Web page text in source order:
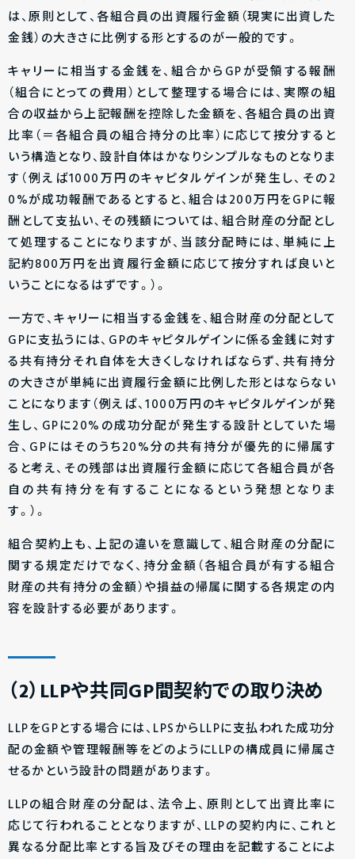
は、原則として、各組合員の出資履行金額（現実に出資した
金銭）の大きさに比例する形とするのが一般的です。
キャリーに相当する金銭を、組合からGPが受領する報酬
（組合にとっての費用）として整理する場合には、実際の組
合の収益から上記報酬を控除した金額を、各組合員の出資
比率（＝各組合員の組合持分の比率）に応じて按分すると
いう構造となり、設計自体はかなりシンプルなものとなりま
す（例えば1000万円のキャピタルゲインが発生し、その2
0%が成功報酬であるとすると、組合は200万円をGPに報
酬として支払い、その残額については、組合財産の分配とし
て処理することになりますが、当該分配時には、単純に上
記約800万円を出資履行金額に応じて按分すれば良いと
いうことになるはずです。）。
一方で、キャリーに相当する金銭を、組合財産の分配として
GPに支払うには、GPのキャピタルゲインに係る金銭に対す
る共有持分それ自体を大きくしなければならず、共有持分
の大きさが単純に出資履行金額に比例した形とはならない
ことになります（例えば、1000万円のキャピタルゲインが発
生し、GPに20%の成功分配が発生する設計としていた場
合、GPにはそのうち20%分の共有持分が優先的に帰属す
ると考え、その残部は出資履行金額に応じて各組合員が各
自の共有持分を有することになるという発想となりま
す。）。
組合契約上も、上記の違いを意識して、組合財産の分配に
関する規定だけでなく、持分金額（各組合員が有する組合
財産の共有持分の金額）や損益の帰属に関する各規定の内
容を設計する必要があります。
（2）LLPや共同GP間契約での取り決め
LLPをGPとする場合には、LPSからLLPに支払われた成功分
配の金額や管理報酬等をどのようにLLPの構成員に帰属さ
せるかという設計の問題があります。
LLPの組合財産の分配は、法令上、原則として出資比率に
応じて行われることとなりますが、LLPの契約内に、これと
異なる分配比率とする旨及びその理由を記載することによ